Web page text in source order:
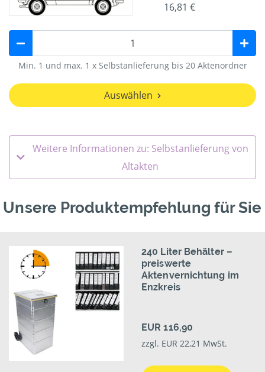
16,81 €
Min. 1 und max. 1 x Selbstanlieferung bis 20 Aktenordner
Auswählen
Weitere Informationen zu: Selbstanlieferung von
Altakten
Unsere Produktempfehlung für Sie
240 Liter Behälter –
preiswerte
Aktenvernichtung im
Enzkreis
EUR 116,90
zzgl. EUR 22,21 MwSt.